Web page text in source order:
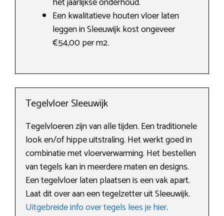
Een kwalitatieve houten vloer laten
leggen in Sleeuwijk kost ongeveer
€54,00 per m2.
Tegelvloer Sleeuwijk
Tegelvloeren zijn van alle tijden. Een traditionele
look en/of hippe uitstraling. Het werkt goed in
combinatie met vloerverwarming. Het bestellen
van tegels kan in meerdere maten en designs.
Een tegelvloer laten plaatsen is een vak apart.
Laat dit over aan een tegelzetter uit Sleeuwijk.
Uitgebreide info over tegels lees je hier.